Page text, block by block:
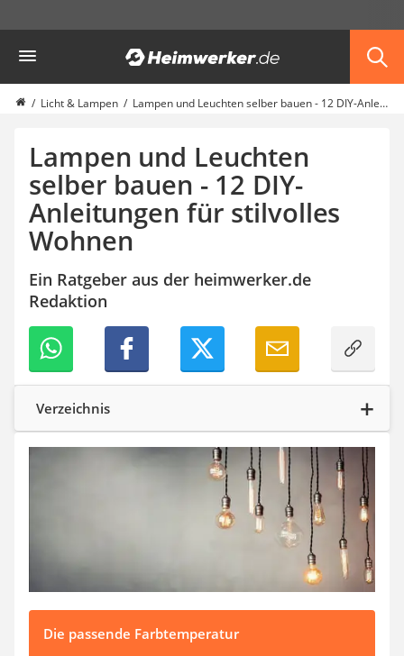
Haus & Bau
Außenleuchte mit Kamera
Ozongenerator
Schlüsseltresor
Überwachungskameras außen
Regendusche
Reizstromgerät
Infrarot-Thermometer
Heizkissen
Digitale Zeitschaltuhr
Paketbriefkasten
Fensterkontaktschalter
Hygrometer
LED-Baustrahler
Aluleiter
Tiefengrund
Licht & Lampen Lampen und Leuchten selber bauen - 12 DIY-Anleitungen für stilvolles Wohnen
Lampen und Leuchten
selber bauen - 12 DIY-
Anleitungen für stilvolles
Wohnen
Ein Ratgeber aus der heimwerker.de
Redaktion
Verzeichnis
Die passende Farbtemperatur